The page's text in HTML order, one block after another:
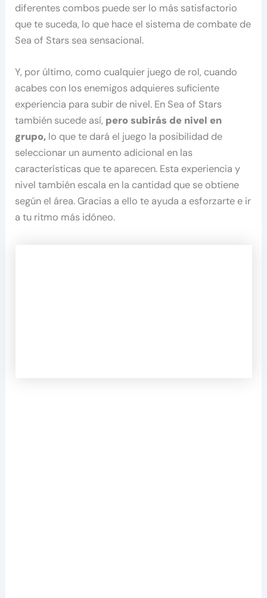
diferentes combos puede ser lo más satisfactorio
que te suceda, lo que hace el sistema de combate de
Sea of Stars sea sensacional.
Y, por último, como cualquier juego de rol, cuando
acabes con los enemigos adquieres suficiente
experiencia para subir de nivel. En Sea of Stars
también sucede así, pero subirás de nivel en
grupo, lo que te dará el juego la posibilidad de
seleccionar un aumento adicional en las
características que te aparecen. Esta experiencia y
nivel también escala en la cantidad que se obtiene
según el área. Gracias a ello te ayuda a esforzarte e ir
a tu ritmo más idóneo.